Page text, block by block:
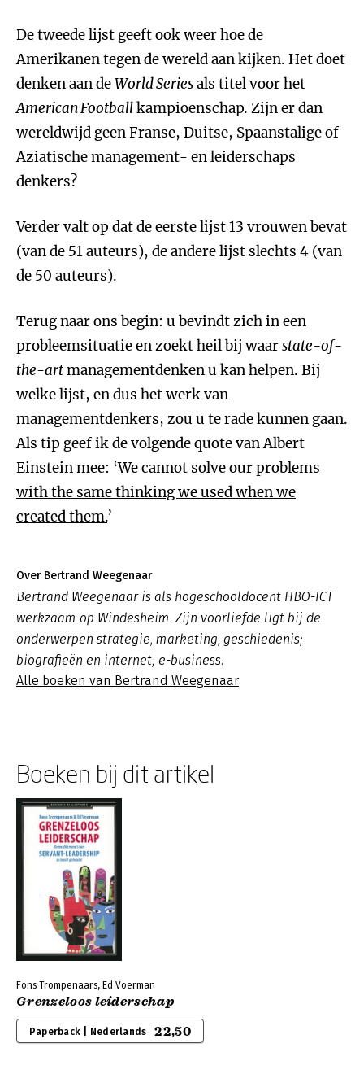
De tweede lijst geeft ook weer hoe de
Amerikanen tegen de wereld aan kijken. Het doet
denken aan deWorld Seriesals titel voor het
American Footballkampioenschap. Zijn er dan
wereldwijd geen Franse, Duitse, Spaanstalige of
Aziatische management- en leiderschaps
denkers?
Verder valt op dat de eerste lijst 13 vrouwen bevat
(van de 51 auteurs), de andere lijst slechts 4 (van
de 50 auteurs).
Terug naar ons begin: u bevindt zich in een
probleemsituatie en zoekt heil bij waarstate-of-
the-artmanagementdenken u kan helpen. Bij
welke lijst, en dus het werk van
managementdenkers, zou u te rade kunnen gaan.
Als tip geef ik de volgende quote van Albert
Einstein mee: ‘We cannot solve our problems
with the same thinking we used when we
created them.’
Over Bertrand Weegenaar
Bertrand Weegenaar is als hogeschooldocent HBO-ICT
werkzaam op Windesheim. Zijn voorliefde ligt bij de
onderwerpen strategie, marketing, geschiedenis;
biografieën en internet; e-business.
Alle boeken van Bertrand Weegenaar
Boeken bij dit artikel
Fons Trompenaars, Ed Voerman
Grenzeloos leiderschap
Paperback | Nederlands 22,50